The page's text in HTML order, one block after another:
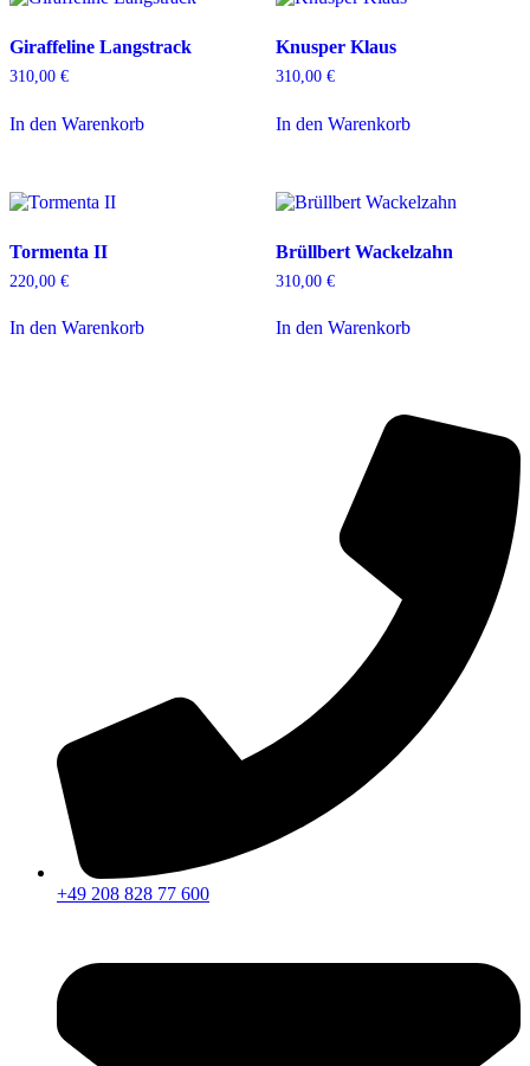
Giraffeline Langstrack
310,00 €
In den Warenkorb
Knusper Klaus
310,00 €
In den Warenkorb
Tormenta II
220,00 €
In den Warenkorb
Brüllbert Wackelzahn
310,00 €
In den Warenkorb
+49 208 828 77 600